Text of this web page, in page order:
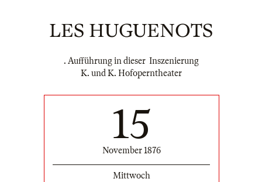
LES HUGUENOTS
. Aufführung in dieser Inszenierung
K. und K. Hofoperntheater
15
November 1876
Mittwoch